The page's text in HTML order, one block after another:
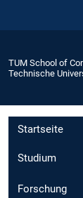
TUM School of
Technische
Startseite
Studium
Forschung